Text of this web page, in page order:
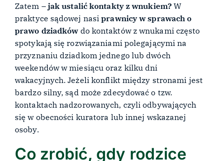
Zatem – jak ustalić kontakty z wnukiem?W
praktyce sądowej nasiprawnicy w sprawach o
prawo dziadkówdo kontaktów z wnukami często
spotykają się rozwiązaniami polegającymi na
przyznaniu dziadkom jednego lub dwóch
weekendów w miesiącu oraz kilku dni
wakacyjnych. Jeżeli konflikt między stronami jest
bardzo silny, sąd może zdecydować o tzw.
kontaktach nadzorowanych, czyli odbywających
się w obecności kuratora lub innej wskazanej
osoby.
Co zrobić, gdy rodzice